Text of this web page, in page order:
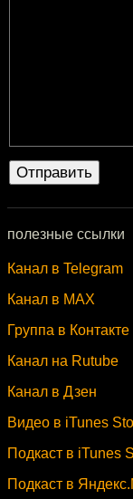
полезные ссылки
Канал в Telegram
Канал в MAX
Группа в Контакте
Канал на Rutube
Канал в Дзен
Видео в iTunes
Подкаст в iTunes
Подкаст в